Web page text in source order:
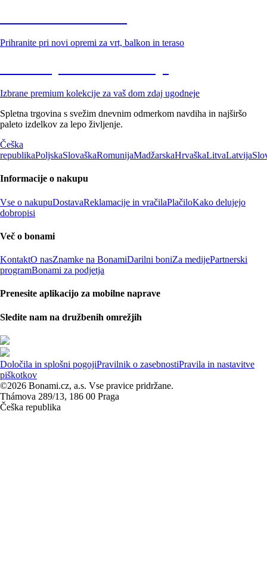
Prihranite pri novi opremi za vrt, balkon in teraso
Izbrane premium kolekcije za vaš dom zdaj ugodneje
Spletna trgovina s svežim dnevnim odmerkom navdiha in najširšo
paleto izdelkov za lepo življenje.
Češka
republikaPoljskaSlovaškaRomunijaMadžarskaHrvaškaLitvaLatvija
Informacije o nakupu
Vse o nakupuDostavaReklamacije in vračilaPlačiloKako delujejo
dobropisi
Več o bonami
KontaktO nasZnamke na BonamiDarilni boniZa medijePartnerski
programBonami za podjetja
Prenesite aplikacijo za mobilne naprave
Sledite nam na družbenih omrežjih
Določila in splošni pogojiPravilnik o zasebnostiPravila in nastavitve
piškotkov
©2026 Bonami.cz, a.s. Vse pravice pridržane.
Thámova 289/13, 186 00 Praga
Češka republika